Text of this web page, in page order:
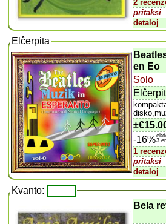
2
pritaksi
detaloj
Elĉerpita
en Eo
Solo
±
-16%3
1
pritaksi
detaloj
Kvanto:
Bela